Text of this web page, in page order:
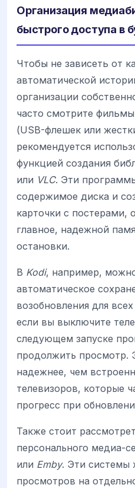
Организация
быстрого доступа в
Чтобы не зависеть от
автоматической
организации
часто смотрите
(USB-флешек или
рекомендуется
функцией создания
или VLC. Эти
содержимое диска и
карточки с постерами,
главное, надежной
остановки.
В Kodi, например,
автоматическое
возобновления для
если вы выключите
следующем запуске
продолжить просмотр.
надежнее, чем
телевизоров, которые
прогресс при
Также стоит
персонального медиа-
или Emby. Эти системы
просмотров на